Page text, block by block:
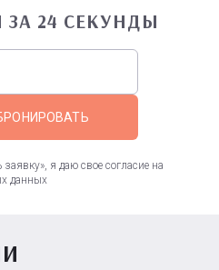
24 СЕКУНДЫ
я даю свое согласие на
данных